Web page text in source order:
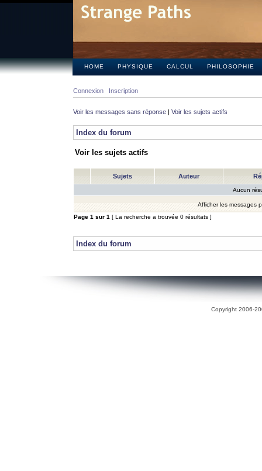
HOME PHYSIQUE CALCUL PHILOSOPHIE
Connexion Inscription
Voir les messages sans réponse | Voir les sujets actifs
Index du forum
Voir les sujets actifs
Sujets Auteur
Aucun
Afficher les messages
Page 1 sur 1 [ La recherche a trouvée 0 résultats ]
Index du forum
Copyright 2006-